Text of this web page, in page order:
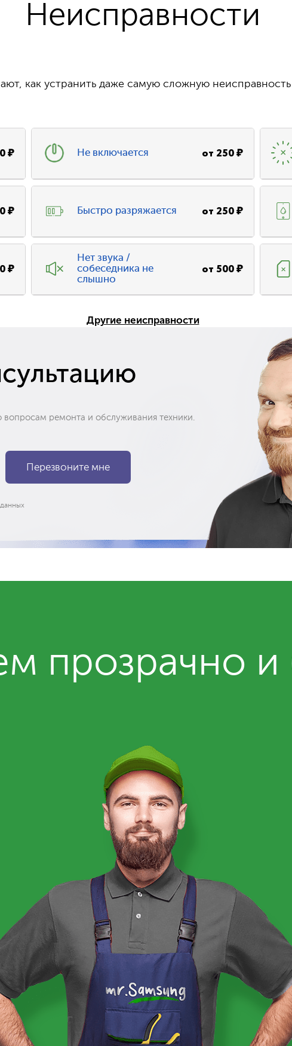
Неисправности
как устранить даже самую сложную неисправность
₽ Не включается от 250₽
₽ Быстро разряжается от 250₽
₽
Нет звука /
собеседника не
слышно
от500₽
Другие неисправности
вопросам ремонта и обслуживания техники.
прозрачно